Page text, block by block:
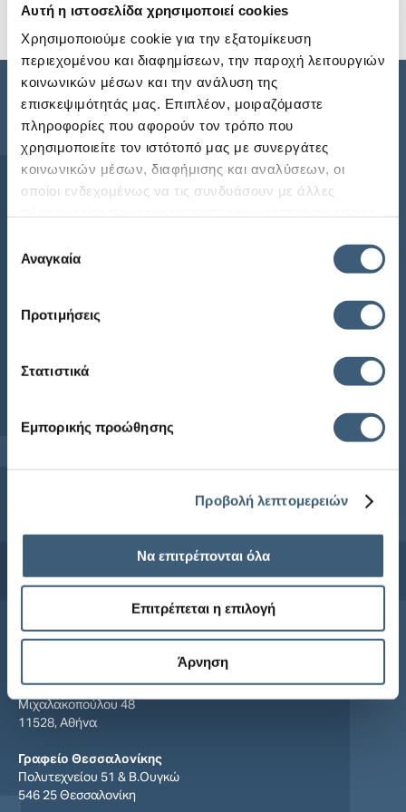
Αυτή η ιστοσελίδα χρησιμοποιεί cookies
Χρησιμοποιούμε cookie για την εξατομίκευση
περιεχομένου και διαφημίσεων, την παροχή λειτουργιών
κοινωνικών μέσων και την ανάλυση της
επισκεψιμότητάς μας. Επιπλέον, μοιραζόμαστε
πληροφορίες που αφορούν τον τρόπο που
χρησιμοποιείτε τον ιστότοπό μας με συνεργάτες
κοινωνικών μέσων, διαφήμισης και αναλύσεων, οι
οποίοι ενδεχομένως να τις συνδυάσουν με άλλες
των υπηρεσιών τους.
συγκατάθεσης
Αναγκαία
Προτιμήσεις
Στατιστικά
Εμπορικής προώθησης
Προβολή λεπτομερειών
Να επιτρέπονται όλα
Επιτρέπεται η επιλογή
Άρνηση
Sitemap
Αρχική
Ενημέρωση
Συμφωνώ με τουςόρους χρήσηςκαι τηνπολιτική απορρήτου
Επικοινωνία
Κεντρικά Γραφεία
Μιχαλακοπούλου 48
11528, Αθήνα
Γραφείο Θεσσαλονίκης
Πολυτεχνείου 51 & Β.Ουγκώ
546 25 Θεσσαλονίκη